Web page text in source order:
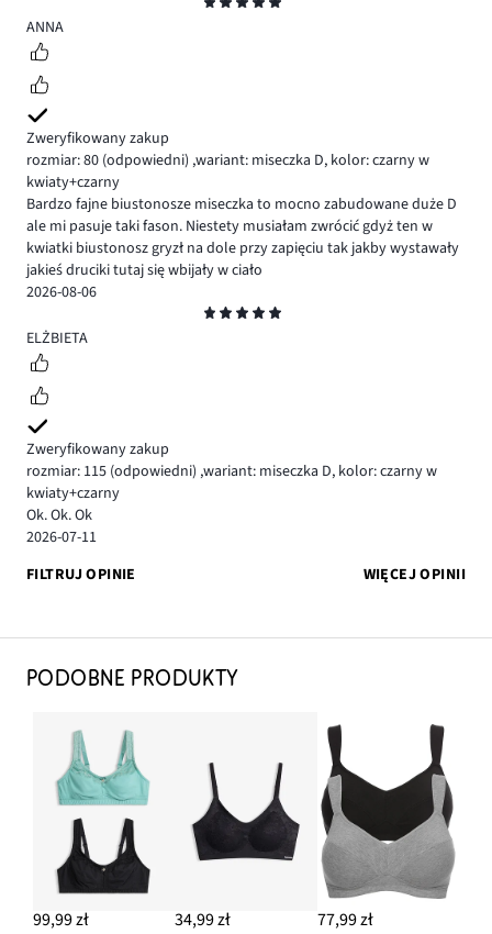
5
ANNA
Zweryfikowany zakup
rozmiar: 80 (odpowiedni) ,wariant: miseczka D, kolor: czarny w
kwiaty+czarny
Bardzo fajne biustonosze miseczka to mocno zabudowane duże D
ale mi pasuje taki fason. Niestety musiałam zwrócić gdyż ten w
kwiatki biustonosz gryzł na dole przy zapięciu tak jakby wystawały
jakieś druciki tutaj się wbijały w ciało
2026-08-06
5
ELŻBIETA
Zweryfikowany zakup
rozmiar: 115 (odpowiedni) ,wariant: miseczka D, kolor: czarny w
kwiaty+czarny
Ok. Ok. Ok
2026-07-11
FILTRUJ OPINIE
WIĘCEJ OPINII
PODOBNE PRODUKTY
99,99 zł 34,99 zł 77,99 zł